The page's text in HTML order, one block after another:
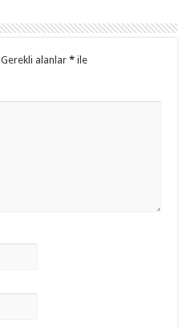
Gerekli alanlar* ile